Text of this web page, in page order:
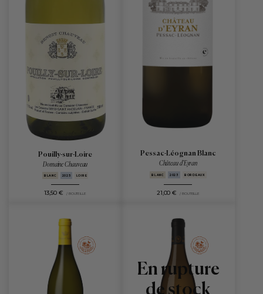
Pouilly-sur-Loire
Domaine Chauveau
BLANC 2025 LOIRE
13,50 € / BOUTEILLE
Pessac-Léognan Blanc
Château d'Eyran
BLANC 2023 BORDEAUX
21,00 € / BOUTEILLE
En rupture
de stock